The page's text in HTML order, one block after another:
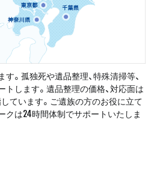
。孤独死や遺品整理、特殊清掃等、
します。遺品整理の価格、対応面は
ています。ご遺族の方のお役に立て
クは24時間体制でサポートいたしま